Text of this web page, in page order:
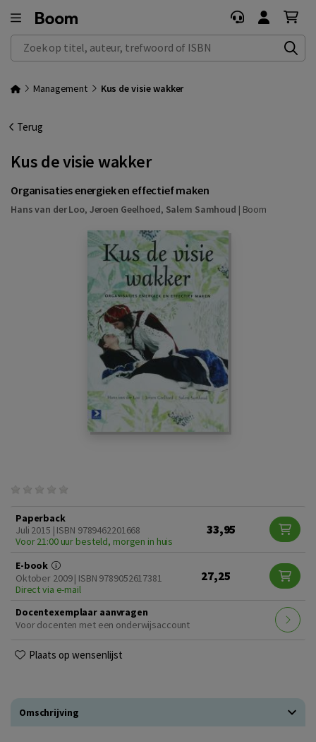
Zoek op titel, auteur, trefwoord of ISBN
Management Kus de visie wakker
Terug
Kus de visie wakker
Organisaties energiek en effectief maken
Hans van der Loo, Jeroen Geelhoed, Salem Samhoud | Boom
Paperback
Juli 2015 | ISBN 9789462201668
Voor 21:00 uur besteld, morgen in huis
33,95
E-book
Oktober 2009 | ISBN 9789052617381
Direct via e-mail
27,25
Docentexemplaar aanvragen
Voor docenten met een onderwijsaccount
Plaats op wensenlijst
Omschrijving